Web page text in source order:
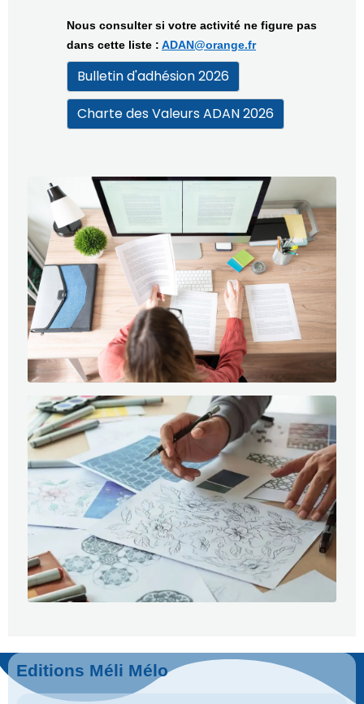
Nous consulter si votre activité ne figure pas
dans cette liste : ADAN@orange.fr
Bulletin d'adhésion 2026
Charte des Valeurs ADAN 2026
Editions Méli Mélo